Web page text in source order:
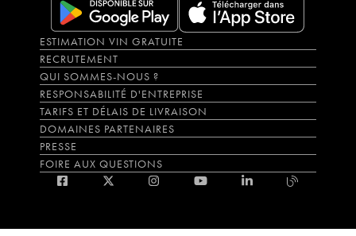
ESTIMATION VIN GRATUITE
RECRUTEMENT
QUI SOMMES-NOUS ?
RESPONSABILITÉ D'ENTREPRISE
TARIFS ET DÉLAIS DE LIVRAISON
DOMAINES PARTENAIRES
PRESSE
FOIRE AUX QUESTIONS